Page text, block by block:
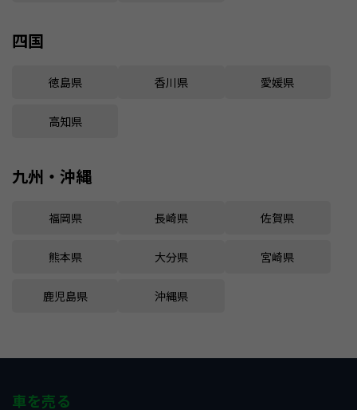
四国
徳島県 香川県 愛媛県
高知県
九州・沖縄
福岡県 長崎県 佐賀県
熊本県 大分県 宮崎県
鹿児島県 沖縄県
車を売る